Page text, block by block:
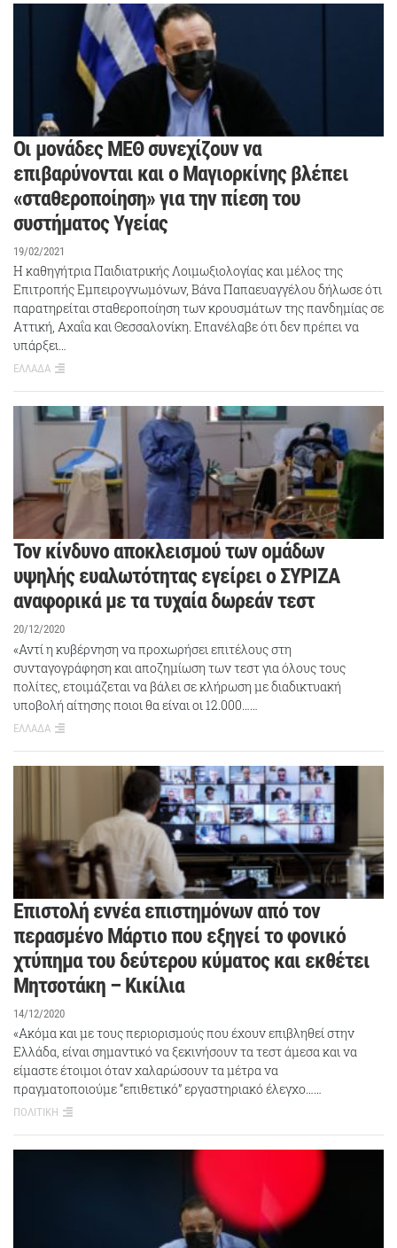
Οι μονάδες ΜΕΘ συνεχίζουν να
επιβαρύνονται και ο Μαγιορκίνης βλέπει
«σταθεροποίηση» για την πίεση του
συστήματος Υγείας
19/02/2021
Η καθηγήτρια Παιδιατρικής Λοιμωξιολογίας και μέλος της
Επιτροπής Εμπειρογνωμόνων, Βάνα Παπαευαγγέλου δήλωσε ότι
παρατηρείται σταθεροποίηση των κρουσμάτων της πανδημίας σε
Αττική, Αχαΐα και Θεσσαλονίκη. Επανέλαβε ότι δεν πρέπει να
υπάρξει…
ΕΛΛΑΔΑ
Τον κίνδυνο αποκλεισμού των ομάδων
υψηλής ευαλωτότητας εγείρει ο ΣΥΡΙΖΑ
αναφορικά με τα τυχαία δωρεάν τεστ
20/12/2020
«Αντί η κυβέρνηση να προχωρήσει επιτέλους στη
συνταγογράφηση και αποζημίωση των τεστ για όλους τους
πολίτες, ετοιμάζεται να βάλει σε κλήρωση με διαδικτυακή
υποβολή αίτησης ποιοι θα είναι οι 12.000……
ΕΛΛΑΔΑ
Επιστολή εννέα επιστημόνων από τον
περασμένο Μάρτιο που εξηγεί το φονικό
χτύπημα του δεύτερου κύματος και εκθέτει
Μητσοτάκη – Κικίλια
14/12/2020
«Ακόμα και με τους περιορισμούς που έχουν επιβληθεί στην
Ελλάδα, είναι σημαντικό να ξεκινήσουν τα τεστ άμεσα και να
είμαστε έτοιμοι όταν χαλαρώσουν τα μέτρα να
πραγματοποιούμε “επιθετικό” εργαστηριακό έλεγχο……
ΠΟΛΙΤΙΚΗ